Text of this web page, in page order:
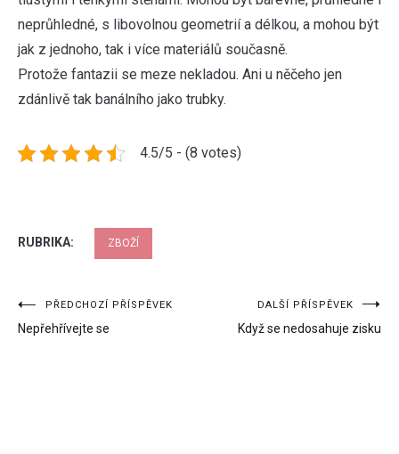
neprůhledné, s libovolnou geometrií a délkou, a mohou být
jak z jednoho, tak i více materiálů současně.
Protože fantazii se meze nekladou. Ani u něčeho jen
zdánlivě tak banálního jako trubky.
4.5/5 - (8 votes)
RUBRIKA: ZBOŽÍ
Navigace
pro
PŘEDCHOZÍ PŘÍSPĚVEK
Nepřehřívejte se
DALŠÍ PŘÍSPĚVEK
Když se nedosahuje zisku